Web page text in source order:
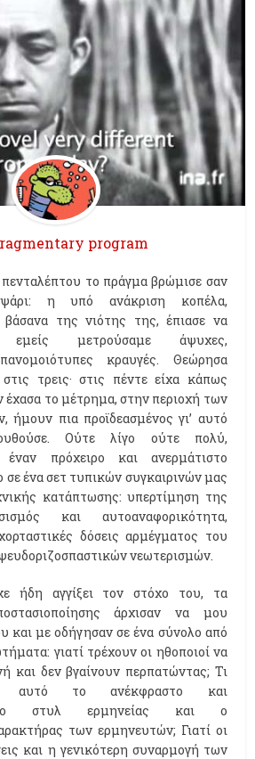
program
το πράγμα βρώμισε σαν
η υπό ανάκριση κοπέλα,
της νιότης της, έπιασε να
μετρούσαμε άψυχες,
πανομοιότυπες κραυγές. Θεώρησα
τρεις· στις πέντε είχα κάπως
έχασα το μέτρημα, στην περιοχή των
ήμουν πια προϊδεασμένος γι’ αυτό
Ούτε λίγο ούτε πολύ,
έναν πρόχειρο και ανερμάτιστο
σε ένα σετ τυπικών συγκαιρινών μας
κατάπτωσης: υπερτίμηση της
και αυτοαναφορικότητα,
δόσεις αρμέγματος του
νεωτερισμών.
ήδη αγγίξει τον στόχο του, τα
άρχισαν να μου
και με οδήγησαν σε ένα σύνολο από
γιατί τρέχουν οι ηθοποιοί να
και δεν βγαίνουν περπατώντας; Τι
αυτό το ανέκφραστο και
στυλ ερμηνείας και ο
των ερμηνευτών; Γιατί οι
και η γενικότερη συναρμογή των